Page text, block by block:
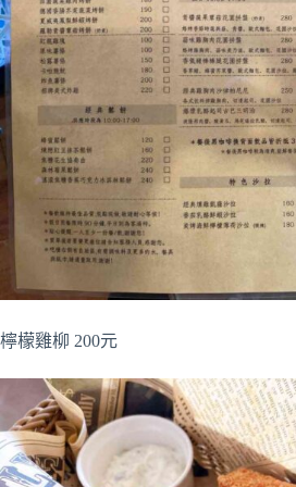
檸檬雞柳 200元